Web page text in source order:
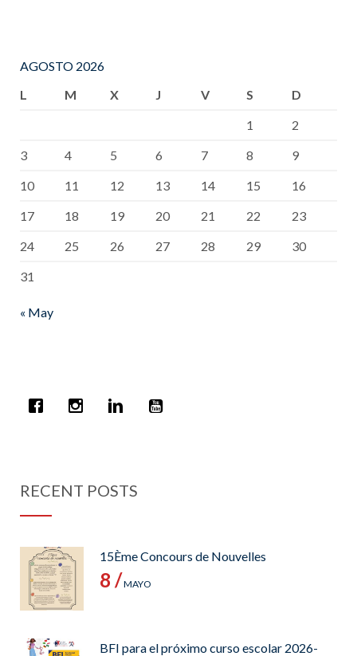
AGOSTO 2026
L
M X J V S
D
1
2
3
4 5 6 7 8
9
10
11 12 13 14 15
16
17
18 19 20 21 22
23
24
25 26 27 28 29
30
31
« May
RECENT POSTS
15Ème Concours de Nouvelles
8 /MAYO
BFI para el próximo curso escolar 2026-